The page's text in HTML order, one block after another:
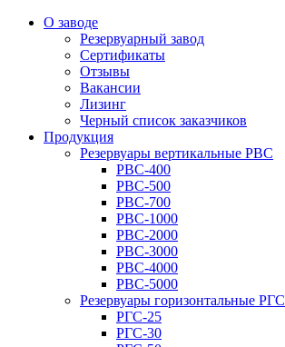
О заводе
Резервуарный завод
Сертификаты
Отзывы
Вакансии
Лизинг
Черный список заказчиков
Продукция
Резервуары вертикальные РВС
РВС-400
РВС-500
РВС-700
РВС-1000
РВС-2000
РВС-3000
РВС-4000
РВС-5000
Резервуары горизонтальные РГС
РГС-25
РГС-30